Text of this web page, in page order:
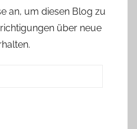
an, um diesen Blog zu
über neue